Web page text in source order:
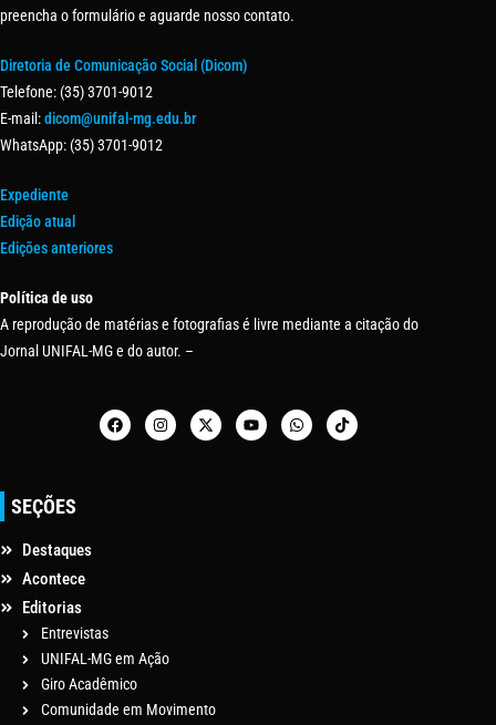
preencha o formulário e aguarde nosso contato.
Diretoria de Comunicação Social (Dicom)
Telefone: (35) 3701-9012
E-mail:dicom@unifal-mg.edu.br
WhatsApp: (35) 3701-9012
Expediente
Edição atual
Edições anteriores
Política de uso
A reprodução de matérias e fotografias é livre mediante a citação do
Jornal UNIFAL-MG e do autor. –
SEÇÕES
Destaques
Acontece
Editorias
Entrevistas
UNIFAL-MG em Ação
Giro Acadêmico
Comunidade em Movimento